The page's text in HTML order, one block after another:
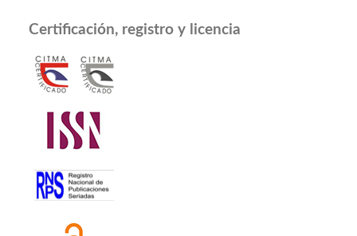
Certificación, registro y licencia